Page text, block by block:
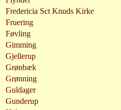
Fredericia Sct Knuds Kirke
Fruering
Føvling
Gimming
Gjellerup
Grønbæk
Grønning
Guldager
Gunderup